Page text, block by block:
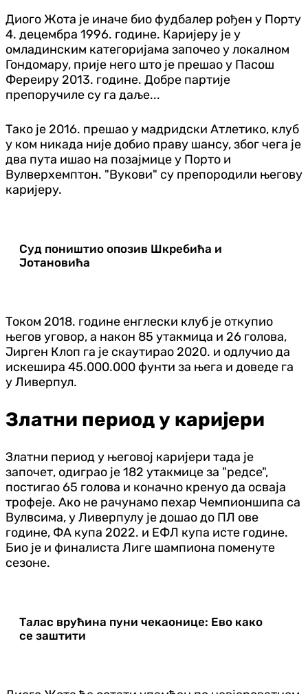
Диого Жота је иначе био фудбалер рођен у Порту
4. децембра 1996. године. Каријеру је у
омладинским категоријама започео у локалном
Гондомару, прије него што је прешао у Пасош
Фереиру 2013. године. Добре партије
препоручиле су га даље...
Тако је 2016. прешао у мадридски Атлетико, клуб
у ком никада није добио праву шансу, због чега је
два пута ишао на позајмице у Порто и
Вулверхемптон. "Вукови" су препородили његову
каријеру.
Суд поништио опозив Шкребића и
Јотановића
Током 2018. године енглески клуб је откупио
његов уговор, а након 85 утакмица и 26 голова,
Јирген Клоп га је скаутирао 2020. и одлучио да
искешира 45.000.000 фунти за њега и доведе га
у Ливерпул.
Златни период у каријери
Златни период у његовој каријери тада је
започет, одиграо је 182 утакмице за "редсе",
постигао 65 голова и коначно кренуо да осваја
трофеје. Ако не рачунамо пехар Чемпионшипа са
Вулвсима, у Ливерпулу је дошао до ПЛ ове
године, ФА купа 2022. и ЕФЛ купа исте године.
Био је и финалиста Лиге шампиона поменуте
сезоне.
Талас врућина пуни чекаонице: Ево како
се заштити